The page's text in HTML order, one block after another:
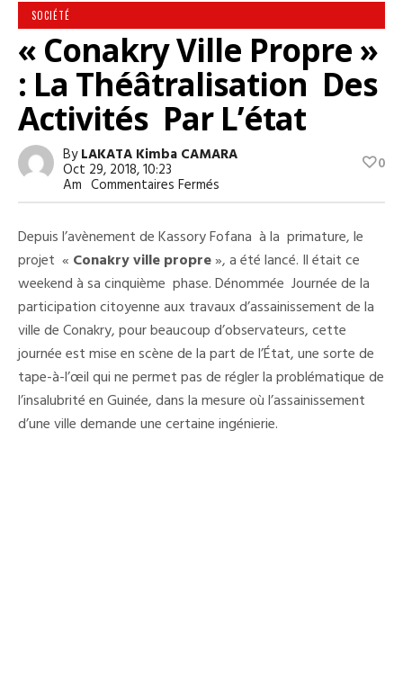
SOCIÉTÉ
« Conakry Ville Propre »
: La Théâtralisation Des
Activités Par L’état
ByLAKATA Kimba CAMARA
Oct 29, 2018, 10:23
Am Commentaires Fermés
« Conakry
Propre »
:
La
Théâtralisation
Des
Activités
Par
L’état
0
Depuis l’avènement de Kassory Fofana à la primature, le
projet « Conakry ville propre», a été lancé. Il était ce
weekend à sa cinquième phase. Dénommée Journée de la
participation citoyenne aux travaux d’assainissement de la
ville de Conakry, pour beaucoup d’observateurs, cette
journée est mise en scène de la part de l’État, une sorte de
tape-à-l’œil qui ne permet pas de régler la problématique de
l’insalubrité en Guinée, dans la mesure où l’assainissement
d’une ville demande une certaine ingénierie.